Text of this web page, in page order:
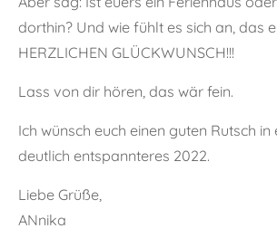
dorthin? Und wie fühlt es sich an, das
HERZLICHEN GLÜCKWUNSCH!!!
Lass von dir hören, das wär fein.
Ich wünsch euch einen guten Rutsch
deutlich entspannteres 2022.
Liebe Grüße,
ANnika